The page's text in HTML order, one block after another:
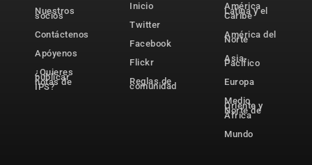
Nuestros
socios
Contáctenos
Apóyenos
¿Quieres
publicar
notas de
IPS?
Inicio
Twitter
Facebook
Flickr
Reglas de
comunidad
América
Latina y el
Caribe
América del
Norte
Asia-
Pacífico
Europa
Medio
Oriente y
Norte de
África
Mundo